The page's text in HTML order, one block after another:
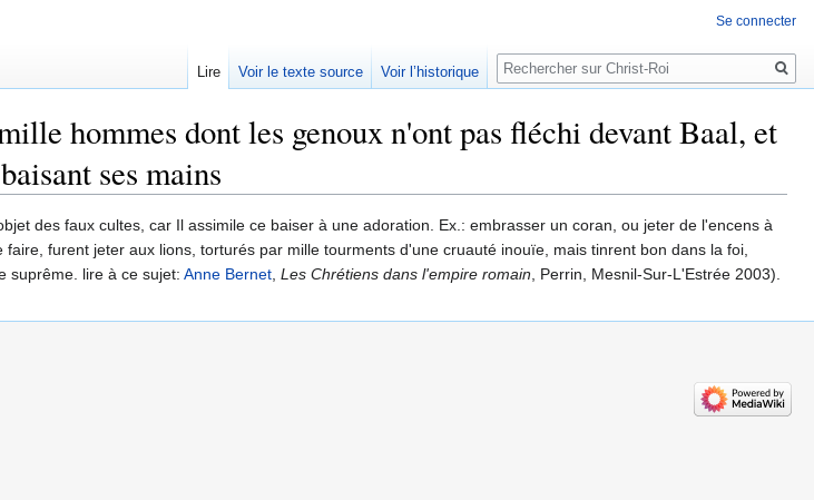
hommes dont les genoux n'ont pas fléchi devant Baal, et
ses mains
des faux cultes, car Il assimile ce baiser à une adoration. Ex.: embrasser un coran, ou jeter de l'encens à
furent jeter aux lions, torturés par mille tourments d'une cruauté inouïe, mais tinrent bon dans la foi,
suprême. lire à ce sujet: Anne Bernet, Les Chrétiens dans l'empire romain, Perrin, Mesnil-Sur-L'Estrée 2003).
Se connecter
Lire Voir le texte source Voir l’historique
Rechercher